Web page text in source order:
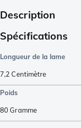
Description
Spécifications
Longueur de la lame
7,2 Centimètre
Poids
80Gramme